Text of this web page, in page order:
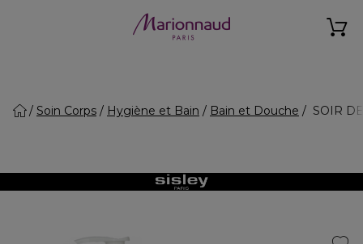
Soin Corps Hygiène et Bain Bain et Douche SOIR